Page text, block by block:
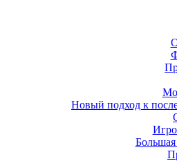
Новый подход к